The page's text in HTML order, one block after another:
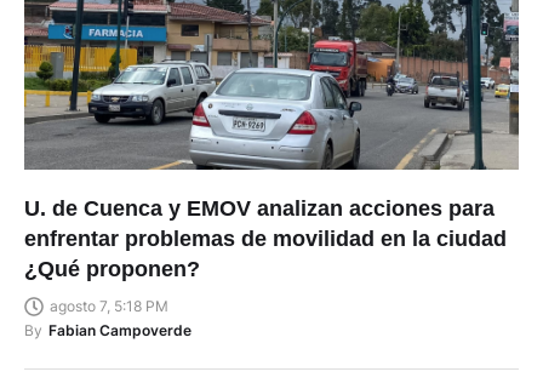
U. de Cuenca y EMOV analizan acciones para
enfrentar problemas de movilidad en la ciudad
¿Qué proponen?
agosto 7, 5:18 PM
By Fabian Campoverde